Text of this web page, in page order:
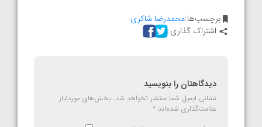
برچسب‌ها:محمدرضا شاکری
اشتراک گذاری:
دیدگاهتان را بنویسید
نشانی ایمیل شما منتشر نخواهد شد. بخش‌های موردنیاز
علامت‌گذاری شده‌اند *